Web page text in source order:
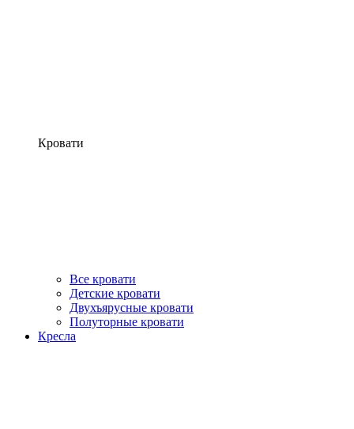
Кровати
Все кровати
Детские кровати
Двухъярусные кровати
Полуторные кровати
Кресла